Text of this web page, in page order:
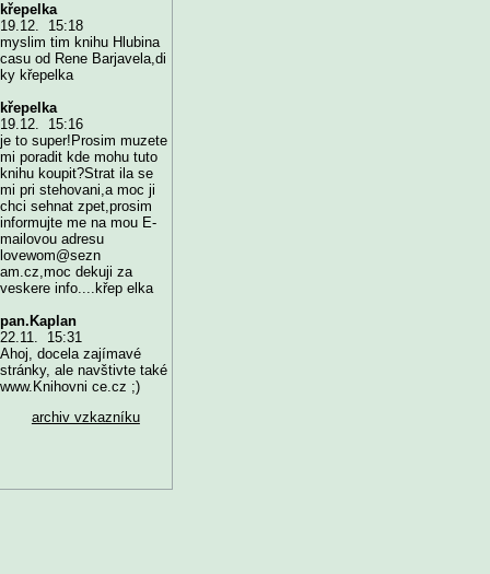
křepelka
19.12. 15:18
myslim tim knihu Hlubina
casu od Rene Barjavela,di
ky křepelka
křepelka
19.12. 15:16
je to super!Prosim muzete
mi poradit kde mohu tuto
knihu koupit?Strat ila se
mi pri stehovani,a moc ji
chci sehnat zpet,prosim
informujte me na mou E-
mailovou adresu
lovewom@sezn
am.cz,moc dekuji za
veskere info....křep elka
pan.Kaplan
22.11. 15:31
Ahoj, docela zajímavé
stránky, ale navštivte také
www.Knihovni ce.cz ;)
archiv vzkazníku